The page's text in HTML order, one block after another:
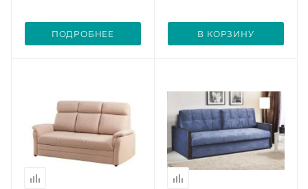
ПОДРОБНЕЕ В КОРЗИНУ